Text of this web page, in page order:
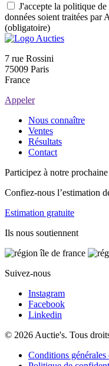
J'accepte la politique
données soient traitées par
(obligatoire)
7 rue Rossini
75009 Paris
France
Appeler
Nous connaître
Ventes
Résultats
Contact
Participez à notre
Confiez-nous l’estimation
Estimation gratuite
Ils nous soutiennent
Suivez-nous
Instagram
Facebook
Linkedin
© 2026 Auctie's. Tous
Conditions générales